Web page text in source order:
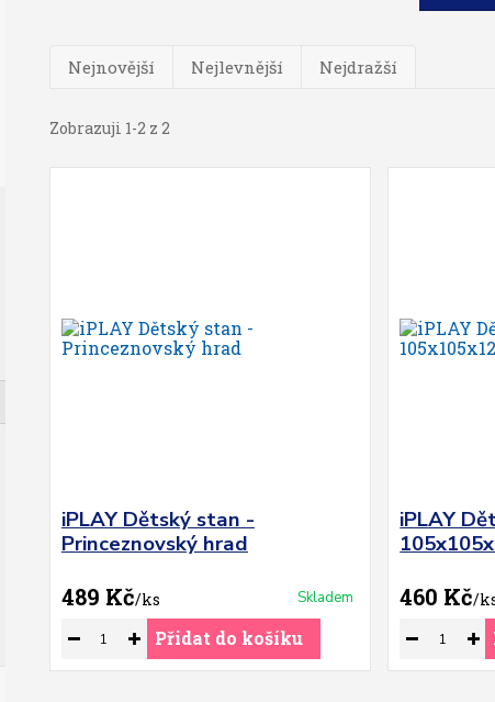
Nejnovější Nejlevnější Nejdražší
Zobrazuji 1-2 z 2
iPLAY Dětský stan -
Princeznovský hrad
489 Kč/ks Skladem
Přidat do košíku
iPLAY
460 Kč/